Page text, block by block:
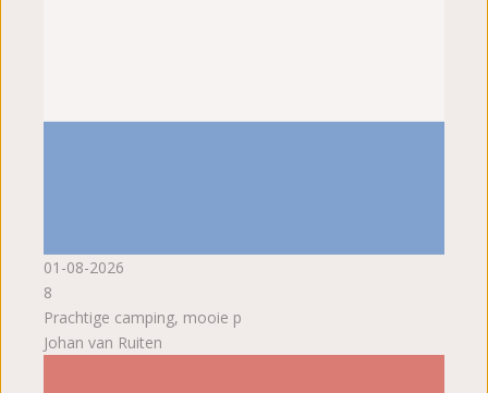
01-08-2026
8
Prachtige camping, mooie p
Johan van Ruiten